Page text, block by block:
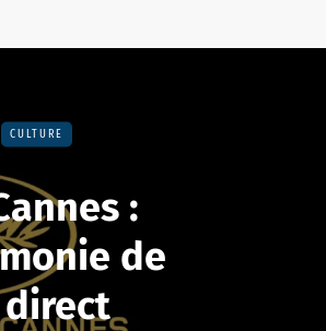
CULTURE
:
de